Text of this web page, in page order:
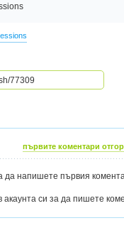
първите коментари
да напишете първия
акаунта си за да пишете